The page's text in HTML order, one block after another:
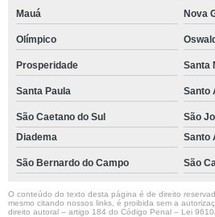
Mauá Nova
Olímpico
Prosperidade Santa
Santa Paula Santo
São Caetano do Sul
São
Diadema
Santo
São Bernardo do Campo São
O conteúdo do texto desta página é de direito
mesmo citando nossos links, é proibida sem a
direito autoral – artigo 184 do Código Penal – Lei